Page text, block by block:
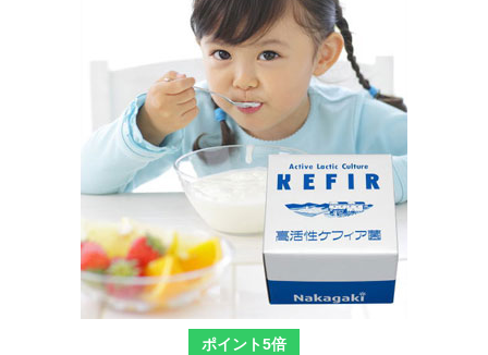
ポイント5倍